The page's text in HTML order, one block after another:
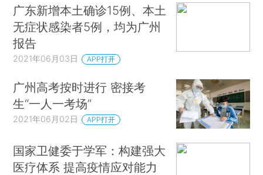
广东新增本土确诊15例、本土
无症状感染者5例，均为广州
报告
2021年06月03日 APP打开
广州高考按时进行 密接考
生“一人一考场”
2021年06月02日 APP打开
国家卫健委于学军：构建强大
医疗体系 提高疫情应对能力